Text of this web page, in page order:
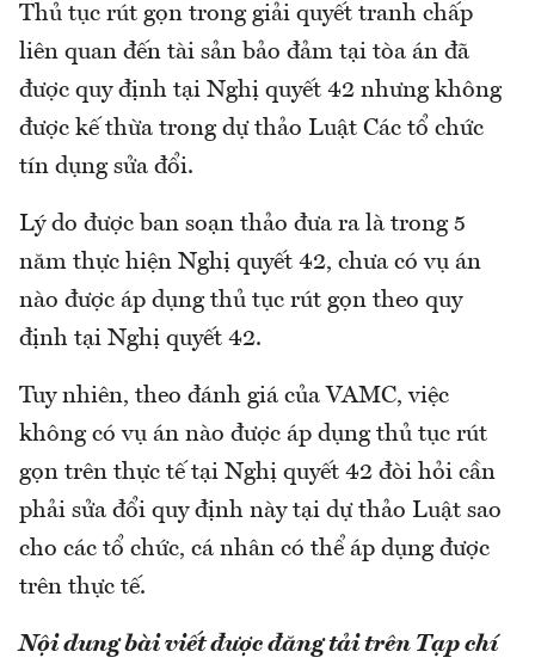
Thủ tục rút gọn trong giải quyết tranh chấp
liên quan đến tài sản bảo đảm tại tòa án đã
được quy định tại Nghị quyết 42 nhưng không
được kế thừa trong dự thảo Luật Các tổ chức
tín dụng sửa đổi.
Lý do được ban soạn thảo đưa ra là trong 5
năm thực hiện Nghị quyết 42, chưa có vụ án
nào được áp dụng thủ tục rút gọn theo quy
định tại Nghị quyết 42.
Tuy nhiên, theo đánh giá của VAMC, việc
không có vụ án nào được áp dụng thủ tục rút
gọn trên thực tế tại Nghị quyết 42 đòi hỏi cần
phải sửa đổi quy định này tại dự thảo Luật sao
cho các tổ chức, cá nhân có thể áp dụng được
trên thực tế.
Nội dung bài viết được đăng tải trên Tạp chí